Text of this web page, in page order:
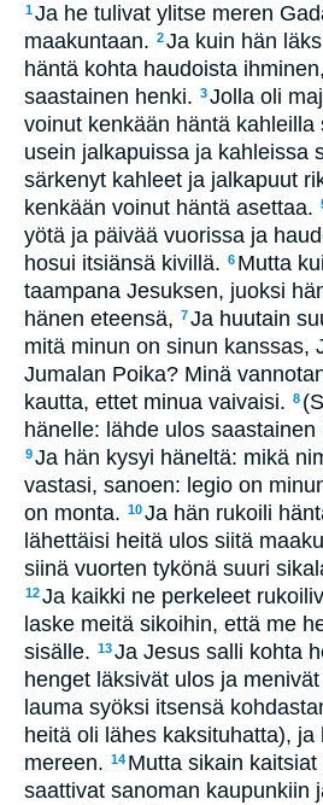
1Ja he tulivat ylitse meren
maakuntaan. 2Ja kuin hän
häntä kohta haudoista
saastainen henki. 3Jolla oli
voinut kenkään häntä kahleilla
usein jalkapuissa ja kahleissa
särkenyt kahleet ja jalkapuut
kenkään voinut häntä asettaa.
yötä ja päivää vuorissa ja
hosui itsiänsä kivillä. 6 Mutta
taampana Jesuksen, juoksi
hänen eteensä, 7Ja huutain
mitä minun on sinun kanssas,
Jumalan Poika? Minä
kautta, ettet minua vaivaisi. 8
hänelle: lähde ulos
9Ja hän kysyi häneltä: mikä
vastasi, sanoen: legio on
on monta. 10Ja hän rukoili
lähettäisi heitä ulos siitä
siinä vuorten tykönä suuri
12Ja kaikki ne perkeleet
laske meitä sikoihin, että me
sisälle. 13Ja Jesus salli kohta
henget läksivät ulos ja
lauma syöksi itsensä
heitä oli lähes kaksituhatta), ja
mereen. 14 Mutta sikain
saattivat sanoman kaupunkiin